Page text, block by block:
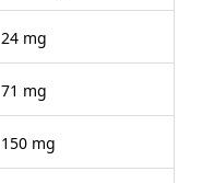
24 mg
71 mg
150 mg